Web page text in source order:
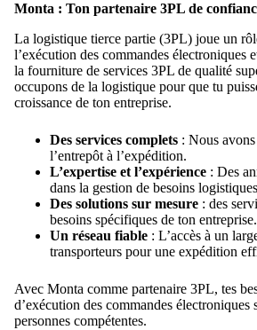
Monta : Ton partenaire 3PL de
La logistique tierce partie (3PL) joue un
l’exécution des commandes électroniques
la fourniture de services 3PL de qualité
occupons de la logistique pour que tu
croissance de ton entreprise.
Des services complets : Nous
l’entrepôt à l’expédition.
L’expertise et l’expérience : Des
dans la gestion de besoins
Des solutions sur mesure : des
besoins spécifiques de ton entreprise.
Un réseau fiable : L’accès à un
transporteurs pour une expédition
Avec Monta comme partenaire 3PL, tes
d’exécution des commandes électroniques
personnes compétentes.